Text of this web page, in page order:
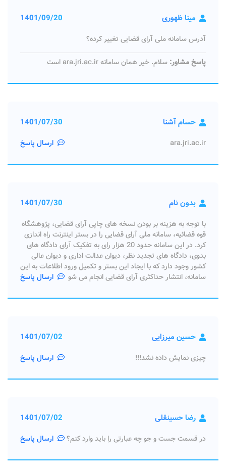
مینا ظهوری 1401/09/20
آدرس سامانه ملی آرای قضایی تغییر کرده؟
پاسخ مشاور: سلام. خیر همان سامانه ara.jri.ac.ir است
حسام آشنا 1401/07/30
ara.jri.ac.ir ارسال پاسخ
بدون نام 1401/07/30
با توجه به هزینه بر بودن نسخه های چاپی آرای قضایی، پژوهشگاه
قوه قضائیه، سامانه ملی آرای قضایی را در بستر اینترنت راه اندازی
کرد. در این سامانه حدود 20 هزار رای به تفکیک آرای دادگاه های
بدوی، دادگاه های تجدید نظر، دیوان عدالت اداری و دیوان عالی
کشور وجود دارد که با ایجاد این بستر و تکمیل ورود اطلاعات به این
سامانه، انتشار حداکثری آرای قضایی انجام می شو
ارسال پاسخ
حسین میرزایی 1401/07/02
چیزی نمایش داده نشد!!! ارسال پاسخ
رضا حسینقلی 1401/07/02
در قسمت جست و جو چه عبارتی را باید وارد کنم؟ ارسال پاسخ